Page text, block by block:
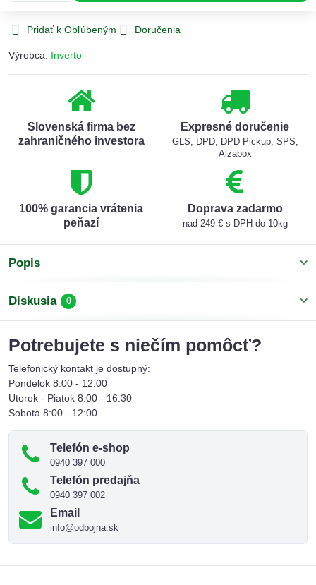
Pridať k Obľúbeným Doručenia
Výrobca: Inverto
Slovenská firma bez
zahraničného investora
Expresné doručenie
GLS, DPD, DPD Pickup, SPS,
Alzabox
100% garancia vrátenia
peňazí
Doprava zadarmo
nad 249 € s DPH do 10kg
Popis
Diskusia 0
Potrebujete s niečím pomôcť?
Telefonický kontakt je dostupný:
Pondelok 8:00 - 12:00
Utorok - Piatok 8:00 - 16:30
Sobota 8:00 - 12:00
Telefón e-shop
0940 397 000
Telefón predajňa
0940 397 002
Email
info@odbojna.sk